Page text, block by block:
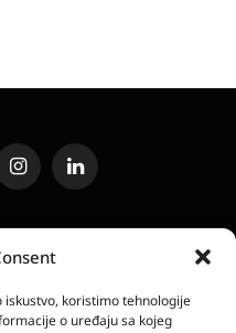
koristimo tehnologije
o uređaju sa kojeg
InstagramLinkedIn
PRIVATNOSTI